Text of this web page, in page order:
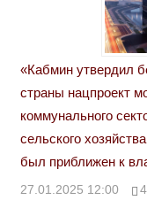
«Кабмин утвердил
страны нацпроект
коммунального
сельского
был приближен к
27.01.2025 12:00